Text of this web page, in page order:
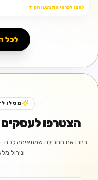
לחצו לפרטי המבצע והקוד
לכל
הצטרפו
בחרו את החבילה שמתאימה לכם
וניהול